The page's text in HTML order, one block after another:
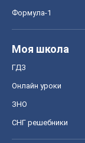
Формула-1
Моя школа
ГДЗ
Онлайн уроки
ЗНО
СНГ решебники